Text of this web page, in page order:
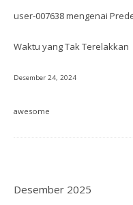
user-007638mengenai
Waktu yang Tak Terelakkan
Desember 24, 2024
awesome
Desember 2025